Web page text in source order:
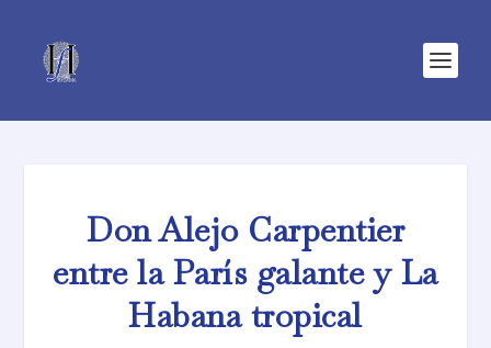
Don Alejo Carpentier
entre la París galante y La
Habana tropical